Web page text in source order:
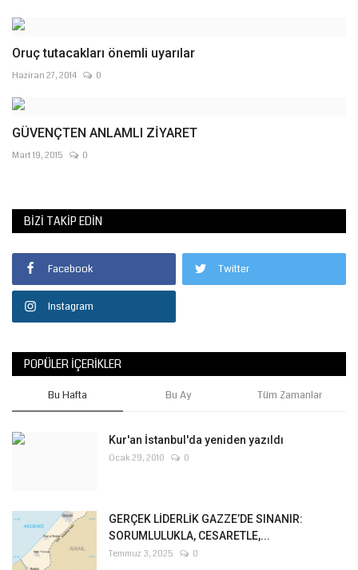
Oruç tutacakları önemli uyarılar
Haziran 27, 2014 0
GÜVENÇTEN ANLAMLI ZİYARET
Mart 19, 2015 0
BIZI TAKIP EDIN
Facebook Twitter
Instagram
POPÜLER İÇERIKLER
Bu Hafta Bu Ay Tüm Zamanlar
Kur'an İstanbul'da yeniden yazıldı
Ocak 29, 2010 0
GERÇEK LİDERLİK GAZZE’DE SINANIR:
SORUMLULUKLA, CESARETLE,...
Temmuz 3, 2025 0